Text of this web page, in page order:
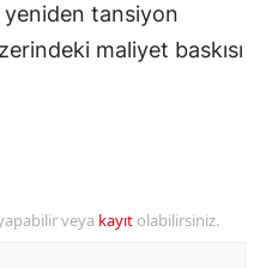
yeniden tansiyon
maliyet baskısı
veya kayıt olabilirsiniz.